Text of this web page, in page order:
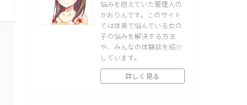
悩みを抱えていた管理人の
かおりんです。このサイト
では体臭で悩んでいる女の
子の悩みを解決する方法
や、みんなの体験談を紹介
しています。
詳しく見る